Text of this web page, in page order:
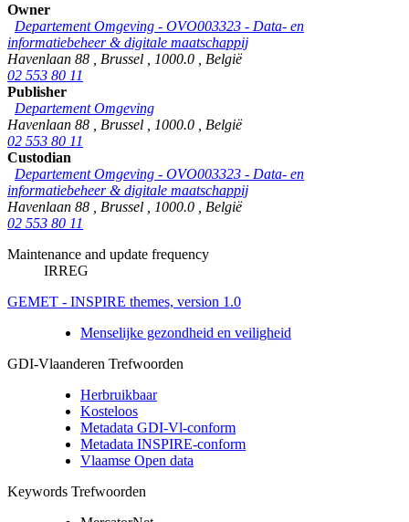
Owner
Departement Omgeving - OVO003323 - Data- en
informatiebeheer & digitale maatschappij
Havenlaan 88
Brussel 1000.0
België
02 553 80 11
Publisher
Departement Omgeving
Havenlaan 88
Brussel 1000.0
België
02 553 80 11
Custodian
Departement Omgeving - OVO003323 - Data- en
informatiebeheer & digitale maatschappij
Havenlaan 88
Brussel 1000.0
België
02 553 80 11
Maintenance and update frequency
IRREG
GEMET - INSPIRE themes, version 1.0
Menselijke gezondheid en veiligheid
GDI-Vlaanderen Trefwoorden
Herbruikbaar
Kosteloos
Metadata GDI-Vl-conform
Metadata INSPIRE-conform
Vlaamse Open data
Keywords Trefwoorden